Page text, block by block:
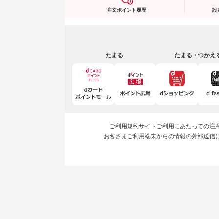
注文ポイント履歴 設
たまる たまる・つかえ
ご利用規約サイトご利用にあたっての注
お客さまご利用端末からの情報の外部送信